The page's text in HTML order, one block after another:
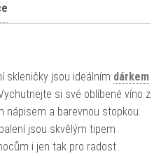
skleničky jsou ideálním dárkem
si své oblíbené víno z
nápisem a barevnou stopkou.
jsou skvělým tipem
i jen tak pro radost.